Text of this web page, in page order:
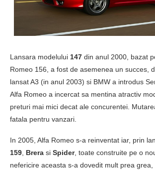
Lansara modelului 147 din anul 2000, bazat
Romeo 156, a fost de asemenea un succes,
lansat A3 (in anul 2003) si BMW a introdus
Alfa Romeo a incercat sa mentina atractiv
preturi mai mici decat ale concurentei.
fatala pentru vanzari.
In 2005, Alfa Romeo s-a reinventat iar, prin
159, Brera si Spider, toate construite pe o
nefericire aceasta s-a dovedit mult prea